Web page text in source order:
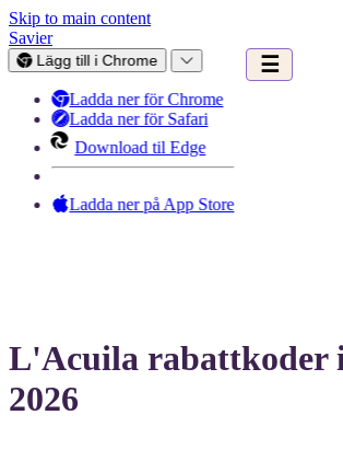
Skip to main content
Savier
Lägg till i Chrome
Ladda ner för Chrome
Ladda ner för Safari
Download til Edge
Ladda ner på App Store
☰
L'Acuila rabattkoder
2026